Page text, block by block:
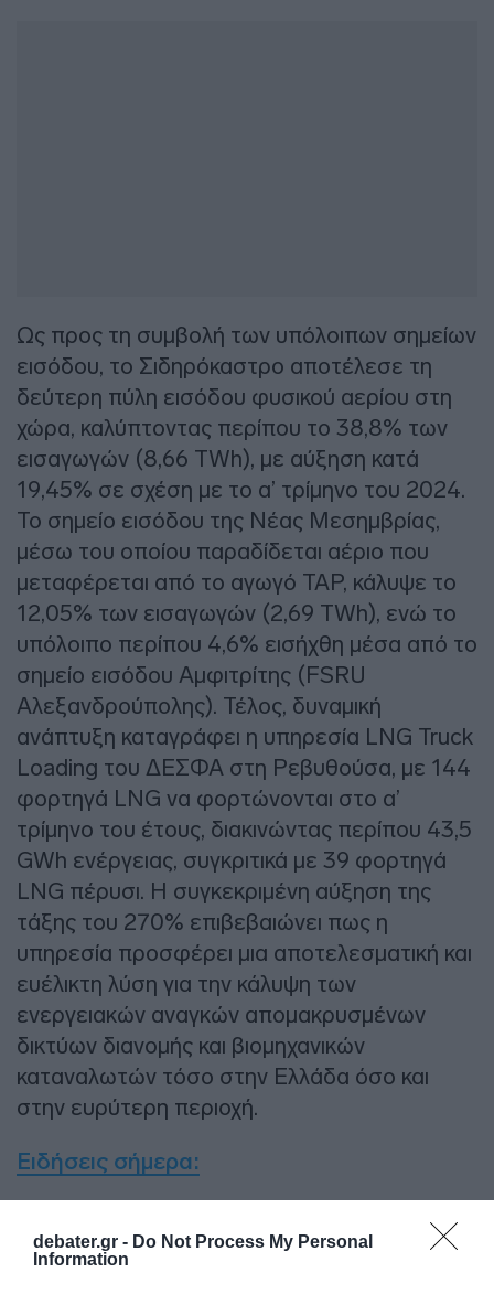
debater.gr - Do Not Process My Personal
Information
Ως προς τη συμβολή των υπόλοιπων σημείων
εισόδου, το Σιδηρόκαστρο αποτέλεσε τη
δεύτερη πύλη εισόδου φυσικού αερίου στη
χώρα, καλύπτοντας περίπου το 38,8% των
εισαγωγών (8,66 TWh), με αύξηση κατά
19,45% σε σχέση με το α’ τρίμηνο του 2024.
Το σημείο εισόδου της Νέας Μεσημβρίας,
μέσω του οποίου παραδίδεται αέριο που
μεταφέρεται από το αγωγό TAP, κάλυψε το
12,05% των εισαγωγών (2,69 TWh), ενώ το
υπόλοιπο περίπου 4,6% εισήχθη μέσα από το
σημείο εισόδου Αμφιτρίτης (FSRU
Αλεξανδρούπολης). Τέλος, δυναμική
ανάπτυξη καταγράφει η υπηρεσία LNG Truck
Loading του ΔΕΣΦΑ στη Ρεβυθούσα, με 144
φορτηγά LNG να φορτώνονται στο α’
τρίμηνο του έτους, διακινώντας περίπου 43,5
GWh ενέργειας, συγκριτικά με 39 φορτηγά
LNG πέρυσι. Η συγκεκριμένη αύξηση της
τάξης του 270% επιβεβαιώνει πως η
υπηρεσία προσφέρει μια αποτελεσματική και
ευέλικτη λύση για την κάλυψη των
ενεργειακών αναγκών απομακρυσμένων
δικτύων διανομής και βιομηχανικών
καταναλωτών τόσο στην Ελλάδα όσο και
στην ευρύτερη περιοχή.
Ειδήσεις σήμερα:
μέρα και δουλεύω σκληρά για να γίνω η